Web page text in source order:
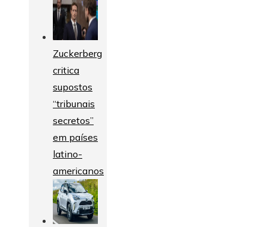
Zuckerberg
critica
supostos
“tribunais
secretos”
em países
latino-
americanos